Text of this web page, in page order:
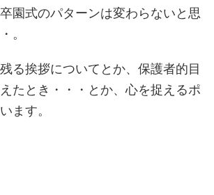
園式のパターンは変わらないと思
。
る挨拶についてとか、保護者的目
たとき・・・とか、心を捉えるポ
ます。